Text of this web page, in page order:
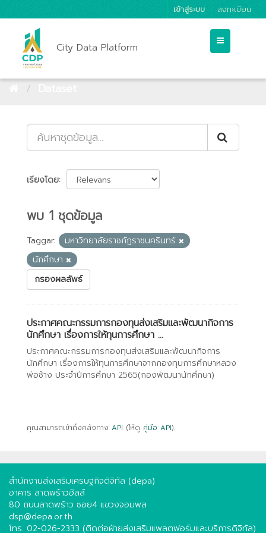
เข้าสู่ระบบ ลงทะเบียน
City Data Platform
เรียงโดย
พบ 1 ชุดข้อมูล
Taggar:
มหาวิทยาลัยราชภัฏราชนครินทร์
นักศึกษา
กรองผลลัพธ์
ประกาศคณะกรรมการกองทุนส่งเสริมและพัฒนากิจการ
นักศึกษา เรื่องการให้ทุนการศึกษา ...
ประกาศคณะกรรมการกองทุนส่งเสริมและพัฒนากิจการ
นักศึกษา เรื่องการให้ทุนการศึกษาจากกองทุนการศึกษาหลวง
พ่อช้าง ประจำปีการศึกษา 2565(กองพัฒนานักศึกษา)
คุณสามารถเข้าถึงคลังทาง API (ให้ดู คู่มือ API).
สำนักงานส่งเสริมเศรษฐกิจดิจิทัล (depa)
อาคาร ลาดพร้าวฮิลล์
80 ถนนลาดพร้าว ซอย4 แขวงจอมพล
dsp@depa.or.th
โทร. 02-026-2333 (ติดต่อฝ่ายส่งเสริมแพลตฟอร์มและบริการดิจิทัล)